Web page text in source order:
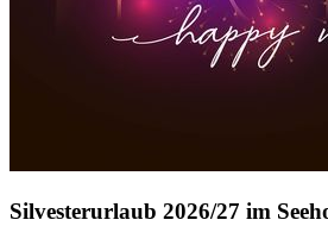
Silvesterurlaub 2026/27 im